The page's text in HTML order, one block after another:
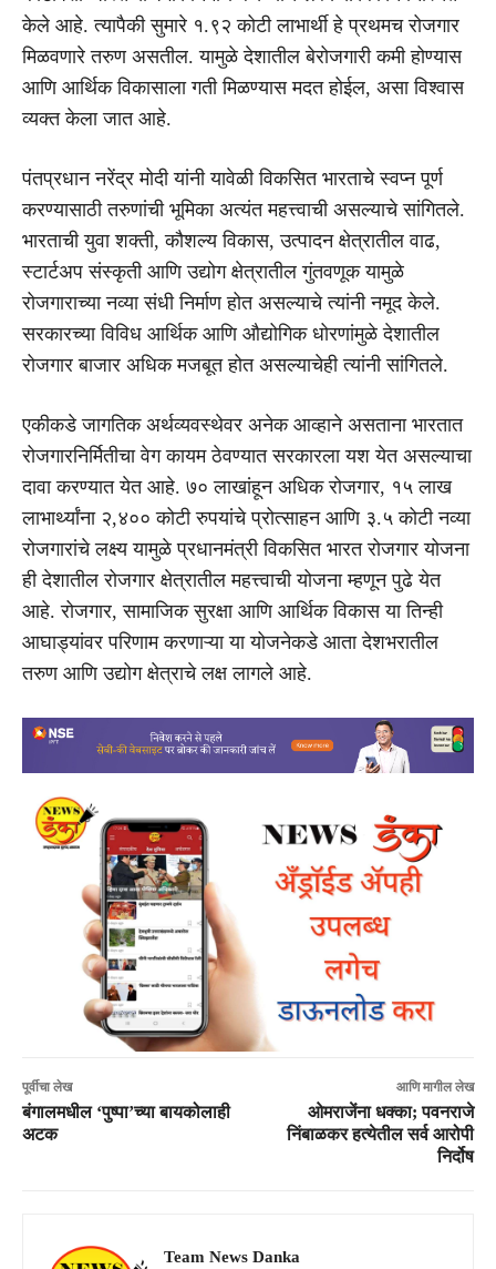
केले आहे. त्यापैकी सुमारे १.९२ कोटी लाभार्थी हे प्रथमच रोजगार
मिळवणारे तरुण असतील. यामुळे देशातील बेरोजगारी कमी होण्यास
आणि आर्थिक विकासाला गती मिळण्यास मदत होईल, असा विश्वास
व्यक्त केला जात आहे.
पंतप्रधान नरेंद्र मोदी यांनी यावेळी विकसित भारताचे स्वप्न पूर्ण
करण्यासाठी तरुणांची भूमिका अत्यंत महत्त्वाची असल्याचे सांगितले.
भारताची युवा शक्ती, कौशल्य विकास, उत्पादन क्षेत्रातील वाढ,
स्टार्टअप संस्कृती आणि उद्योग क्षेत्रातील गुंतवणूक यामुळे
रोजगाराच्या नव्या संधी निर्माण होत असल्याचे त्यांनी नमूद केले.
सरकारच्या विविध आर्थिक आणि औद्योगिक धोरणांमुळे देशातील
रोजगार बाजार अधिक मजबूत होत असल्याचेही त्यांनी सांगितले.
एकीकडे जागतिक अर्थव्यवस्थेवर अनेक आव्हाने असताना भारतात
रोजगारनिर्मितीचा वेग कायम ठेवण्यात सरकारला यश येत असल्याचा
दावा करण्यात येत आहे. ७० लाखांहून अधिक रोजगार, १५ लाख
लाभार्थ्यांना २,४०० कोटी रुपयांचे प्रोत्साहन आणि ३.५ कोटी नव्या
रोजगारांचे लक्ष्य यामुळे प्रधानमंत्री विकसित भारत रोजगार योजना
ही देशातील रोजगार क्षेत्रातील महत्त्वाची योजना म्हणून पुढे येत
आहे. रोजगार, सामाजिक सुरक्षा आणि आर्थिक विकास या तिन्ही
आघाड्यांवर परिणाम करणाऱ्या या योजनेकडे आता देशभरातील
तरुण आणि उद्योग क्षेत्राचे लक्ष लागले आहे.
पूर्वीचा लेख
बंगालमधील ‘पुष्पा’च्या बायकोलाही
अटक
आणि मागील लेख
ओमराजेंना धक्का; पवनराजे
निंबाळकर हत्येतील सर्व आरोपी
निर्दोष
Team News Danka